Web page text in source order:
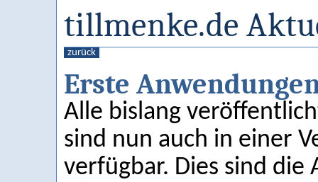
tillmenke.de
zurück
Erste
Alle bislang
sind nun auch in einer
verfügbar. Dies sind die